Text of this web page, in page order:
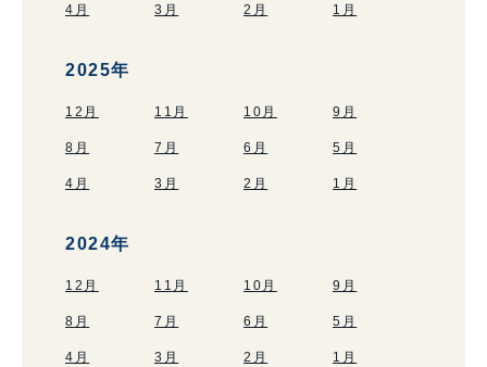
4月 3月 2月 1月
2025年
12月 11月 10月 9月
8月 7月 6月 5月
4月 3月 2月 1月
2024年
12月 11月 10月 9月
8月 7月 6月 5月
4月 3月 2月 1月